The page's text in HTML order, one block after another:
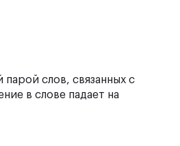
слов, связанных с
в слове падает на